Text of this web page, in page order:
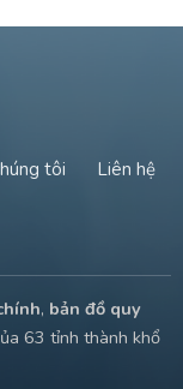
tôi Liên hệ
, bản đồ quy
63 tỉnh thành khổ